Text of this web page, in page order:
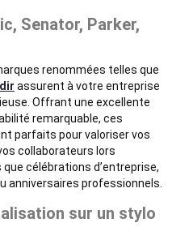
Senator, Parker,
renommées telles que
assurent à votre entreprise
Offrant une excellente
remarquable, ces
parfaits pour valoriser vos
collaborateurs lors
célébrations d’entreprise,
anniversaires professionnels.
sur un stylo